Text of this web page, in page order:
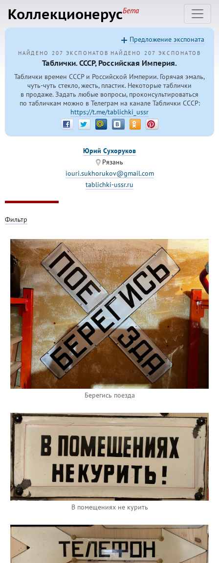
КоллекционерусБета
НАЙДЕНО 207 ЭКСПОНАТОВ НАЙДЕНО 207 ЭКСПОНАТОВ
Таблички. СССР, Российская Империя.
Таблички времен СССР и Российской Империи. Горячая эмаль,
чуть-чуть стекло, жесть, пластик. Некоторые таблички
в продаже. Задать любые вопросы, проконсультироваться
по табличкам можно в Телеграм на канале Таблички СССР:
https://t.me/tablichki_ussr
Предложение экспоната
Юрий Сухоруков
Рязань
iouri.sukhorukov@gmail.com
tablichki-ussr.ru
Берегись поезда
В помещениях не курить
Фильтр